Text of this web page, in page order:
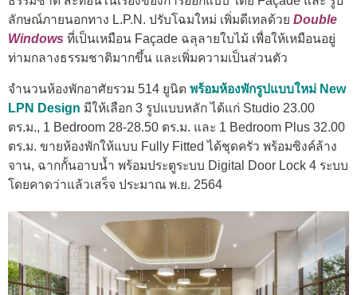
ลักษณ์ภายนอกทาง L.P.N. ปรับโฉมใหม่ เพิ่มดีเทลด้วย Double
Windows ที่เป็นเหมือน Façade ฉลุลายใบไม้ เพื่อให้เหมือนอยู่
ท่ามกลางธรรมชาติมากขึ้น และเพิ่มความเป็นส่วนตัว
จำนวนห้องพักอาศัยรวม 514 ยูนิต พร้อมห้องพักรูปแบบใหม่ New
LPN Design มีให้เลือก 3 รูปแบบหลัก ได้แก่ Studio 23.00
ตร.ม., 1 Bedroom 28-28.50 ตร.ม. และ 1 Bedroom Plus 32.00
ตร.ม. ขายห้องพักให้แบบ Fully Fitted ได้ชุดครัว พร้อมซิงค์ล้าง
จาน, ฉากกั้นอาบน้ำ พร้อมประตูระบบ Digital Door Lock 4 ระบบ
โดยคาดว่าแล้วเสร็จ ประมาณ พ.ย. 2564